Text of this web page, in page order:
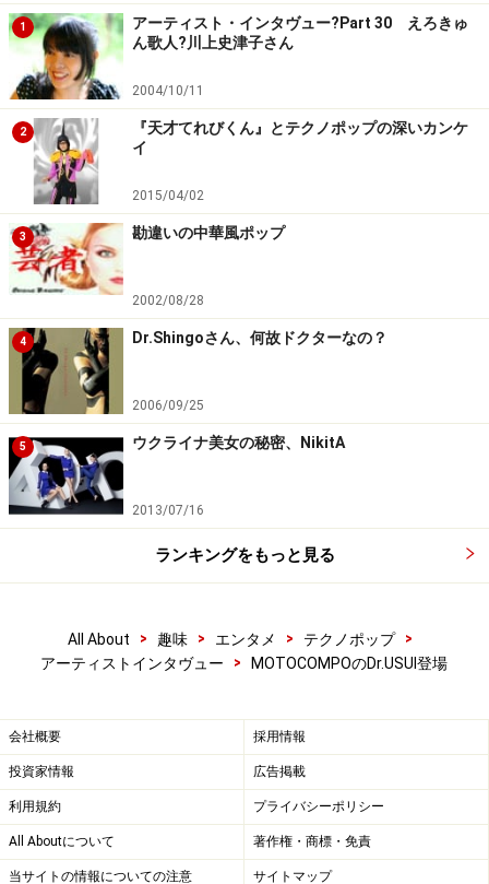
これもやはり初めてのデモテープを友人たちに聞かせ始
めたころ、僕は大学院入ったばかりとかの時期だったん
ですが、誰からともなく「ドクター」とか「博士」とか
呼んでくれるようになったので、次から自分のクレジッ
トとして使い始めたんです。結局大学院は中退すること
になるんですが・・・（笑）。
※記事内容は執筆時点のものです。最新の内容をご確認くださ
い。
1
アーティスト・インタヴュー?Part 30 えろきゅ
ん歌人?川上史津子さん
2004/10/11
2
『天才てれびくん』とテクノポップの深いカンケ
イ
2015/04/02
3 勘違いの中華風ポップ
2002/08/28
4 Dr.Shingoさん、何故ドクターなの？
2006/09/25
5 ウクライナ美女の秘密、NikitA
2013/07/16
ランキングをもっと見る
All About > 趣味 > エンタメ > テクノポップ
>
アーティストインタヴュー
> MOTOCOMPOのDr.USUI登場
会社概要 採用情報
投資家情報 広告掲載
利用規約 プライバシーポリシー
All Aboutについて 著作権・商標・免責
当サイトの情報についての注意 サイトマップ